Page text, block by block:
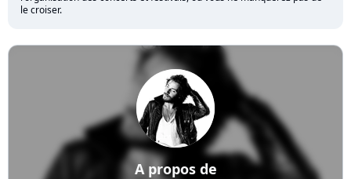
le croiser.
A propos de